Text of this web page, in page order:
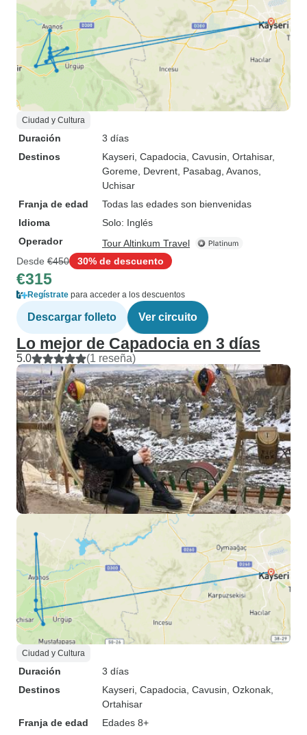
Ciudad y Cultura
Duración
3 días
Destinos
Kayseri , Capadocia , Cavusin , Ortahisar,
Goreme , Devrent , Pasabag , Avanos
Uchisar
Franja de edad
Todas las edades son bienvenidas
Idioma
Solo: Inglés
Operador
Tour Altinkum Travel
Desde €450 30% de descuento
€315
Regístrate para acceder a los descuentos
Descargar folleto Ver circuito
Lo mejor de Capadocia en 3 días
5.0 (1 reseña)
Ciudad y Cultura
Duración
3 días
Destinos
Kayseri , Capadocia , Cavusin , Ozkonak
Ortahisar
Franja de edad
Edades 8+